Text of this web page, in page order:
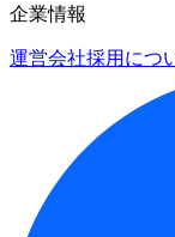
企業情報
運営会社採用につ